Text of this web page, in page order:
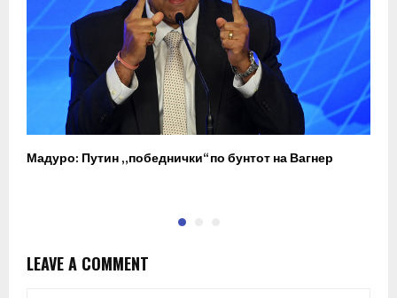
Мадуро: Путин „победнички“ по бунтот на Вагнер
LEAVE A COMMENT